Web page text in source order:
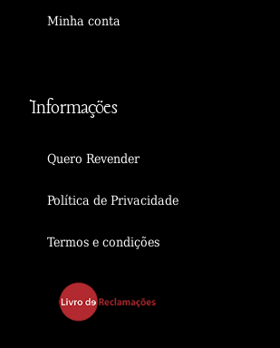
Minha conta
Informações
Quero Revender
Política de Privacidade
Termos e condições